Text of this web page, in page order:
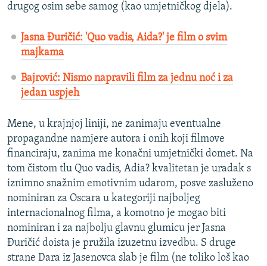
drugog osim sebe samog (kao umjetničkog djela).
Jasna Đuričić: 'Quo vadis, Aida?' je film o svim
majkama
Bajrović: Nismo napravili film za jednu noć i za
jedan uspjeh
Mene, u krajnjoj liniji, ne zanimaju eventualne
propagandne namjere autora i onih koji filmove
financiraju, zanima me konačni umjetnički domet. Na
tom čistom tlu Quo vadis, Adia? kvalitetan je uradak s
iznimno snažnim emotivnim udarom, posve zasluženo
nominiran za Oscara u kategoriji najboljeg
internacionalnog filma, a komotno je mogao biti
nominiran i za najbolju glavnu glumicu jer Jasna
Đuričić doista je pružila izuzetnu izvedbu. S druge
strane Dara iz Jasenovca slab je film (ne toliko loš kao